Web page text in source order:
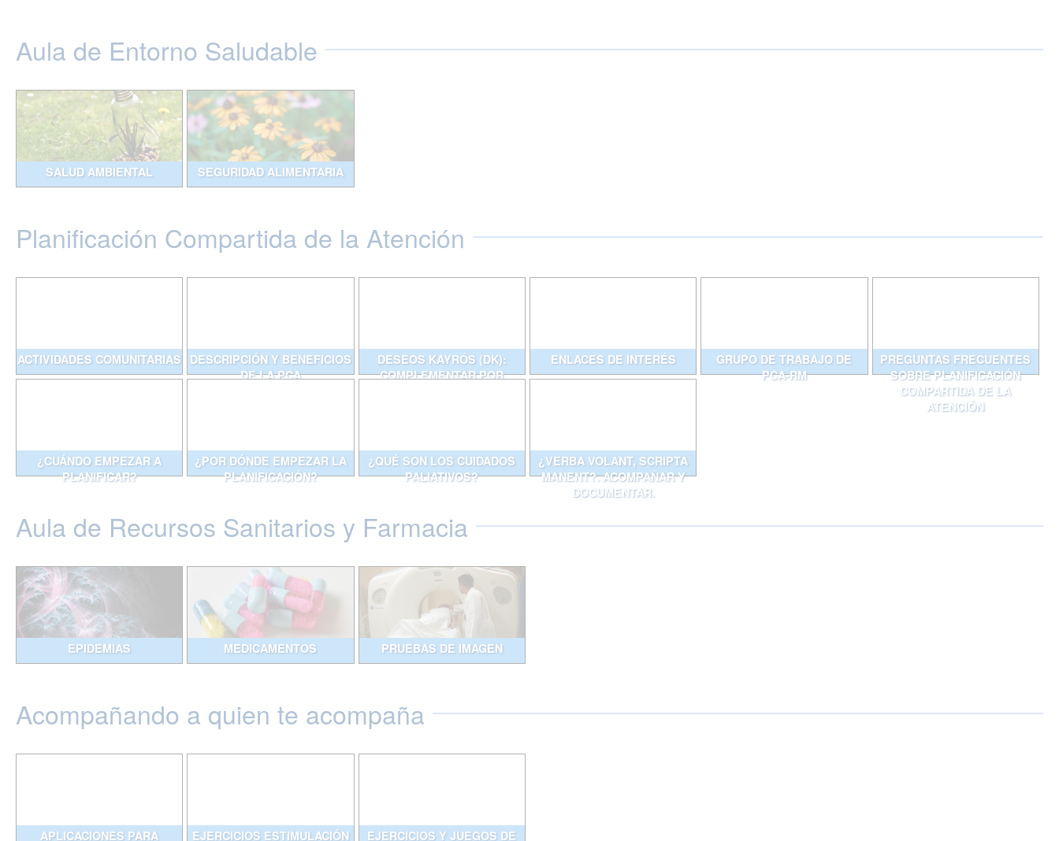
Aula de Entorno Saludable
SALUD AMBIENTAL SEGURIDAD ALIMENTARIA
Planificación Compartida de la Atención
ACTIVIDADES COMUNITARIAS DESCRIPCIÓN Y BENEFICIOS
DE LA PCA
DESEOS KAYRÓS (DK):
COMPLEMENTAR POR
ENLACES DE INTERÉS
GRUPO DE TRABAJO DE
PCA-RM
PREGUNTAS FRECUENTES
SOBRE PLANIFICACIÓN
COMPARTIDA DE LA
ATENCIÓN
¿CUÁNDO EMPEZAR A
PLANIFICAR?
¿POR DÓNDE EMPEZAR LA
PLANIFICACIÓN?
¿QUÉ SON LOS CUIDADOS
PALIATIVOS?
¿VERBA VOLANT, SCRIPTA
MANENT?. ACOMPAÑAR Y
DOCUMENTAR.
Aula de Recursos Sanitarios y Farmacia
EPIDEMIAS MEDICAMENTOS PRUEBAS DE IMAGEN
Acompañando a quien te acompaña
APLICACIONES PARA EJERCICIOS ESTIMULACIÓN EJERCICIOS Y JUEGOS DE